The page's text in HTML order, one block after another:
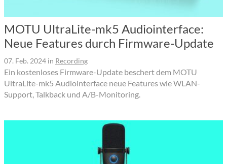
MOTU UltraLite-mk5 Audiointerface:
Neue Features durch Firmware-Update
07. Feb. 2024 in Recording
Ein kostenloses Firmware-Update beschert dem MOTU
UltraLite-mk5 Audiointerface neue Features wie WLAN-
Support, Talkback und A/B-Monitoring.